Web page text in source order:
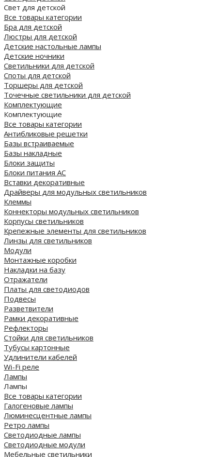
Свет для детской
Все товары категории
Бра для детской
Люстры для детской
Детские настольные лампы
Детские ночники
Светильники для детской
Споты для детской
Торшеры для детской
Точечные светильники для детской
Комплектующие
Комплектующие
Все товары категории
Антибликовые решетки
Базы встраиваемые
Базы накладные
Блоки защиты
Блоки питания AC
Вставки декоративные
Драйверы для модульных светильников
Клеммы
Коннекторы модульных светильников
Корпусы светильников
Крепежные элементы для светильников
Линзы для светильников
Модули
Монтажные коробки
Накладки на базу
Отражатели
Платы для светодиодов
Подвесы
Разветвители
Рамки декоративные
Рефлекторы
Стойки для светильников
Тубусы картонные
Удлинители кабелей
Wi-Fi реле
Лампы
Лампы
Все товары категории
Галогеновые лампы
Люминесцентные лампы
Ретро лампы
Светодиодные лампы
Светодиодные модули
Мебельные светильники